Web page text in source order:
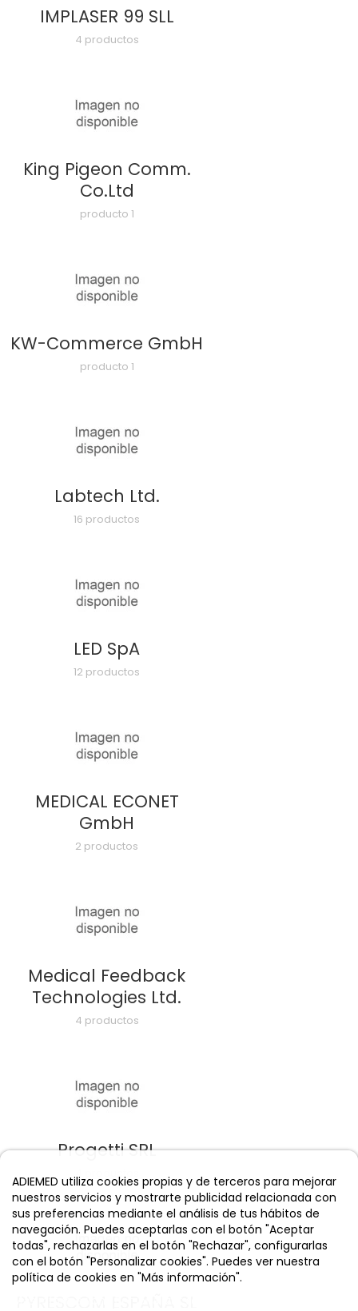
ADIEMED utiliza cookies propias y de terceros para mejorar
nuestros servicios y mostrarte publicidad relacionada con
sus preferencias mediante el análisis de tus hábitos de
navegación. Puedes aceptarlas con el botón "Aceptar
todas", rechazarlas en el botón "Rechazar", configurarlas
con el botón "Personalizar cookies". Puedes ver nuestra
política de cookies en "Más información".
IMPLASER 99 SLL
4 productos
King Pigeon Comm.
Co.Ltd
producto 1
KW-Commerce GmbH
producto 1
Labtech Ltd.
16 productos
LED SpA
12 productos
MEDICAL ECONET
GmbH
2 productos
Medical Feedback
Technologies Ltd.
4 productos
Progetti SRL
4 productos